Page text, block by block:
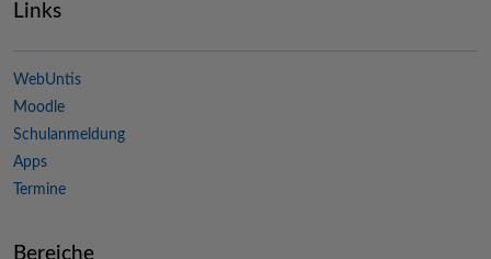
Links
WebUntis
Moodle
Schulanmeldung
Apps
Termine
Bereiche